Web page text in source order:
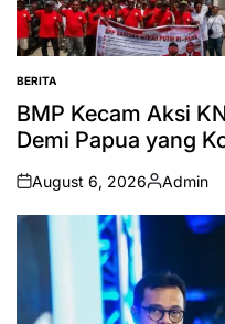
POSTED
IN
BERITA
BMP Kecam Aksi
Demi Papua yang
on
August 6, 2026
Posted
by
Admin